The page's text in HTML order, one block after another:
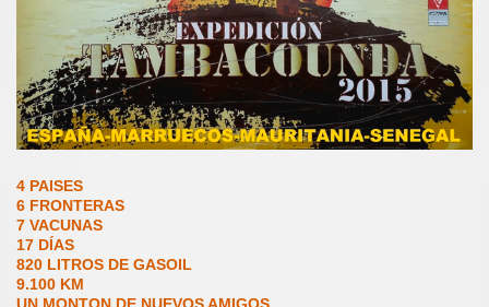
4 PAISES
6 FRONTERAS
7 VACUNAS
17 DÍAS
820 LITROS DE GASOIL
9.100 KM
UN MONTON DE NUEVOS AMIGOS